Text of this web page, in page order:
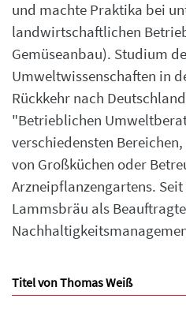
und machte Praktika bei
landwirtschaftlichen
Gemüseanbau). Studium
Umweltwissenschaften in
Rückkehr nach
"Betrieblichen
verschiedensten
von Großküchen oder
Arzneipflanzengartens.
Lammsbräu als
Titel von Thomas Weiß